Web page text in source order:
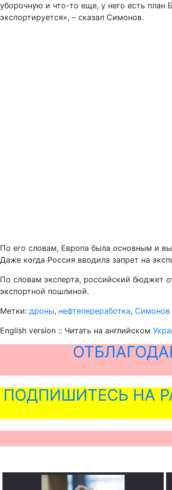
уборочную и что-то еще, у него есть план
экспортируется», – сказал Симонов.
По его словам, Европа была основным и
Даже когда Россия вводила запрет на
По словам эксперта, российский бюджет
экспортной пошлиной.
Метки: дроны, нефтепереработка, Симонов
English version :: Читать на английском
ПОДПИШИТЕСЬ НА